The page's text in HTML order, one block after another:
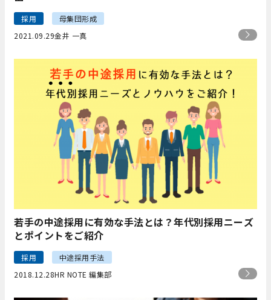
採用
母集団形成
2021.09.29金井 一真
若手の中途採用に有効な手法とは？年代別採用ニーズ
とポイントをご紹介
採用
中途採用手法
2018.12.28HR NOTE 編集部